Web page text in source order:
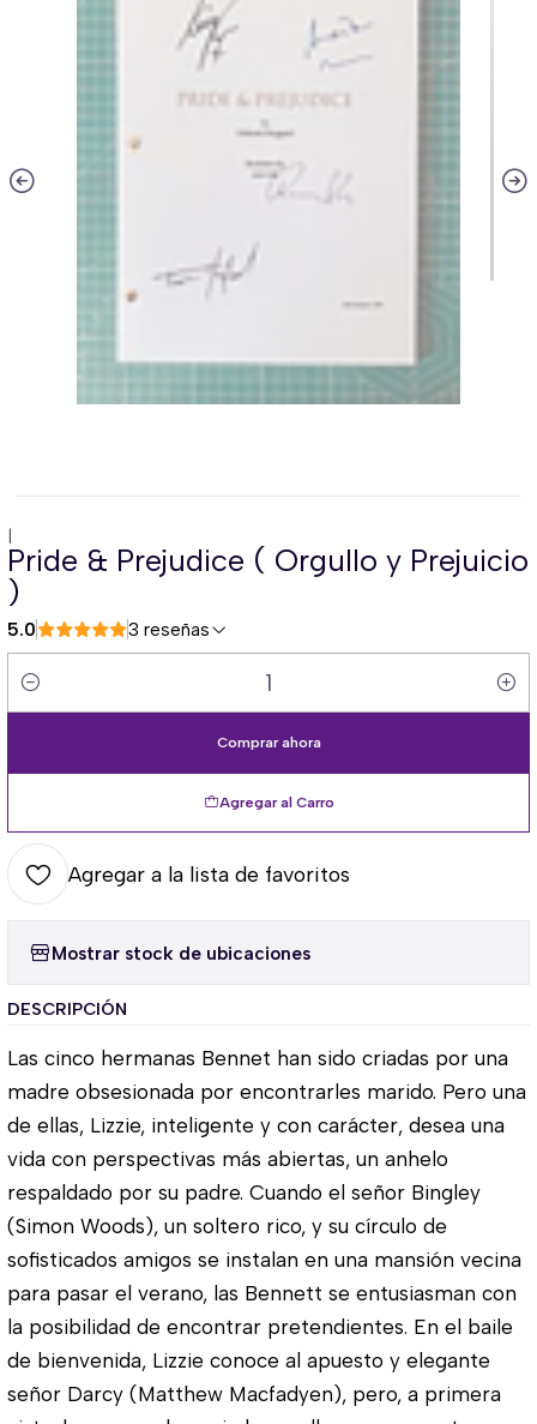
|
Pride & Prejudice ( Orgullo y Prejuicio
)
5.0 3 reseñas
Cantidad
Agregar al Carro
Comprar ahora
Agregar a la lista de favoritos
Mostrar stock de ubicaciones
DESCRIPCIÓN
Las cinco hermanas Bennet han sido criadas por una
madre obsesionada por encontrarles marido. Pero una
de ellas, Lizzie, inteligente y con carácter, desea una
vida con perspectivas más abiertas, un anhelo
respaldado por su padre. Cuando el señor Bingley
(Simon Woods), un soltero rico, y su círculo de
sofisticados amigos se instalan en una mansión vecina
para pasar el verano, las Bennett se entusiasman con
la posibilidad de encontrar pretendientes. En el baile
de bienvenida, Lizzie conoce al apuesto y elegante
señor Darcy (Matthew Macfadyen), pero, a primera